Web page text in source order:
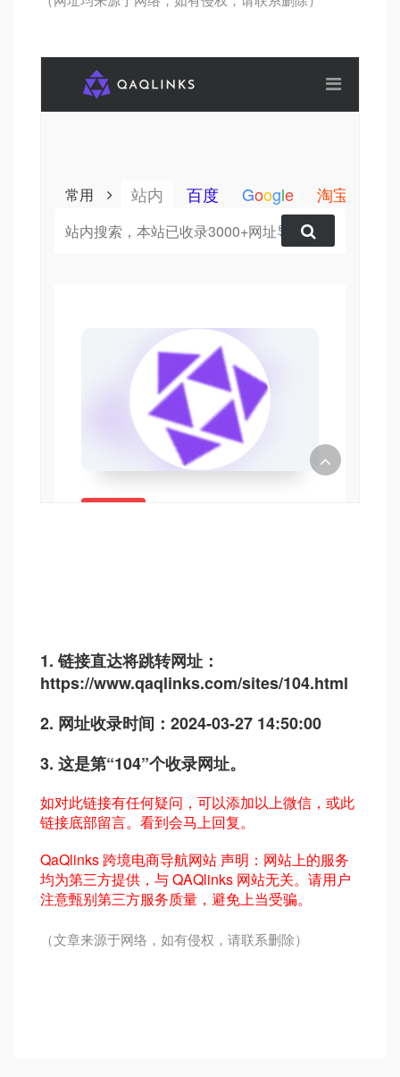
1. 链接直达将跳转网址：
https://www.qaqlinks.com/sites/104.html
2. 网址收录时间：2024-03-27 14:50:00
3. 这是第“104”个收录网址。
如对此链接有任何疑问，可以添加以上微信，或此
链接底部留言。看到会马上回复。
QaQlinks 跨境电商导航网站 声明：网站上的服务
均为第三方提供，与 QAQlinks 网站无关。请用户
注意甄别第三方服务质量，避免上当受骗。
（文章来源于网络，如有侵权，请联系删除）